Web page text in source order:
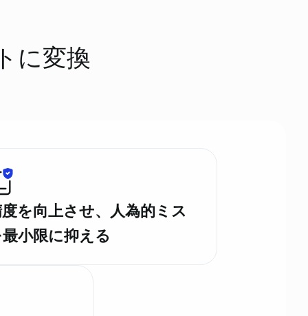
に変換
を向上させ、人為的ミス
小限に抑える